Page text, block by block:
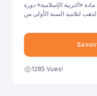
«التربية الإسلامية» دورة
وادي الذهب لتلاميذ السنة الأولى من
الاستعداد الجيد لخوض غمار
1285 Vues!